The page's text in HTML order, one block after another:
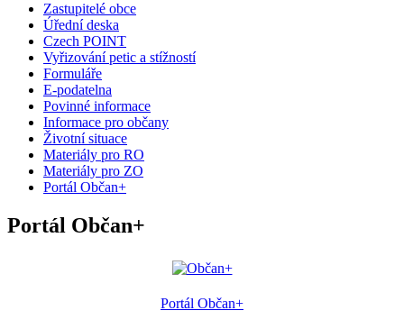
Zastupitelé obce
Úřední deska
Czech POINT
Vyřizování petic a stížností
Formuláře
E-podatelna
Povinné informace
Informace pro občany
Životní situace
Materiály pro RO
Materiály pro ZO
Portál Občan+
Portál Občan+
Portál Občan+